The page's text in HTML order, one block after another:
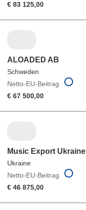
€ 83 125,00
ALOADED AB
Schweden
Netto-EU-Beitrag
€ 67 500,00
Music Export Ukraine
Ukraine
Netto-EU-Beitrag
€ 46 875,00